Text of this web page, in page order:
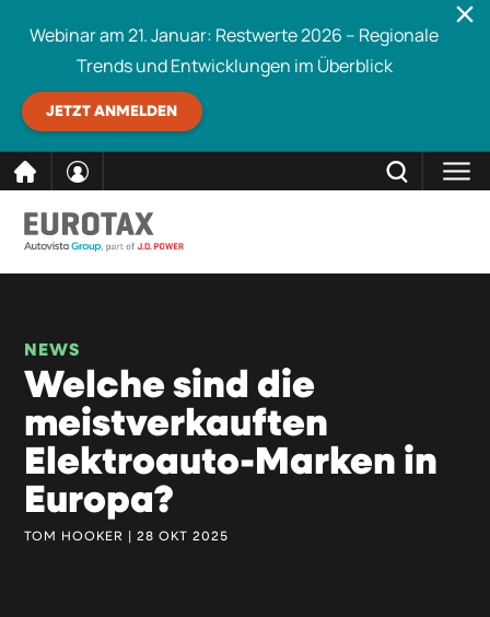
Inhalt
Webinar am 21. Januar: Restwerte 2026 – Regionale
Trends und Entwicklungen im Überblick
JETZT ANMELDEN
NEWS
Welche sind die
meistverkauften
Elektroauto-Marken in
Europa?
TOM HOOKER | 28 OKT 2025